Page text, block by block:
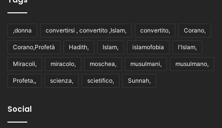
,donna convertirsi , convertito ,Islam, convertito, Corano,
Corano,Profetà Hadith, Islam, islamofobia l'Islam,
Miracoli, miracolo, moschea, musulmani, musulmano,
Profeta,, scienza, scietifico, Sunnah,
Social